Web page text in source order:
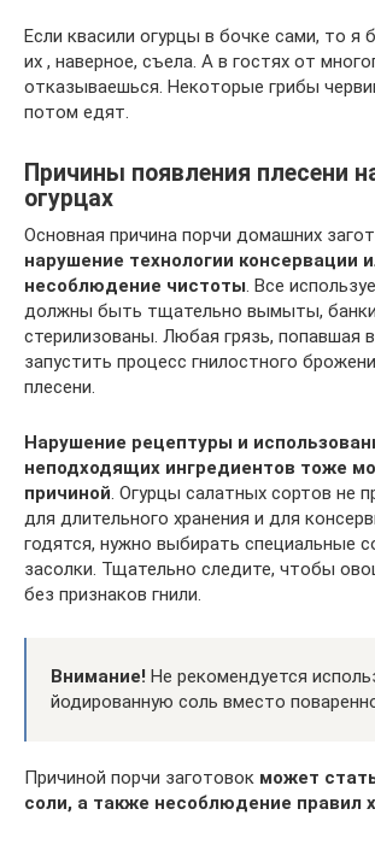
Если квасили огурцы в бочке сами, то я
их , наверное, съела. А в гостях от
отказываешься. Некоторые грибы
потом едят.
Причины появления плесени
огурцах
Основная причина порчи домашних
нарушение технологии консервации
несоблюдение чистоты. Все
должны быть тщательно вымыты,
стерилизованы. Любая грязь, попавшая
запустить процесс гнилостного
плесени.
Нарушение рецептуры и
неподходящих ингредиентов тоже
причиной. Огурцы салатных сортов не
для длительного хранения и для
годятся, нужно выбирать специальные
засолки. Тщательно следите, чтобы
без признаков гнили.
Внимание! Не рекомендуется
йодированную соль вместо
Причиной порчи заготовок может
соли, а также несоблюдение правил